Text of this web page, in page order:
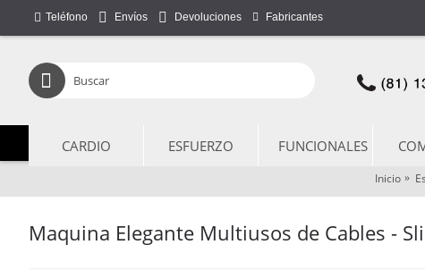
Teléfono Envíos Devoluciones Fabricantes
CARDIO ESFUERZO FUNCIONALES
Inicio
Maquina Elegante Multiusos de Cables -